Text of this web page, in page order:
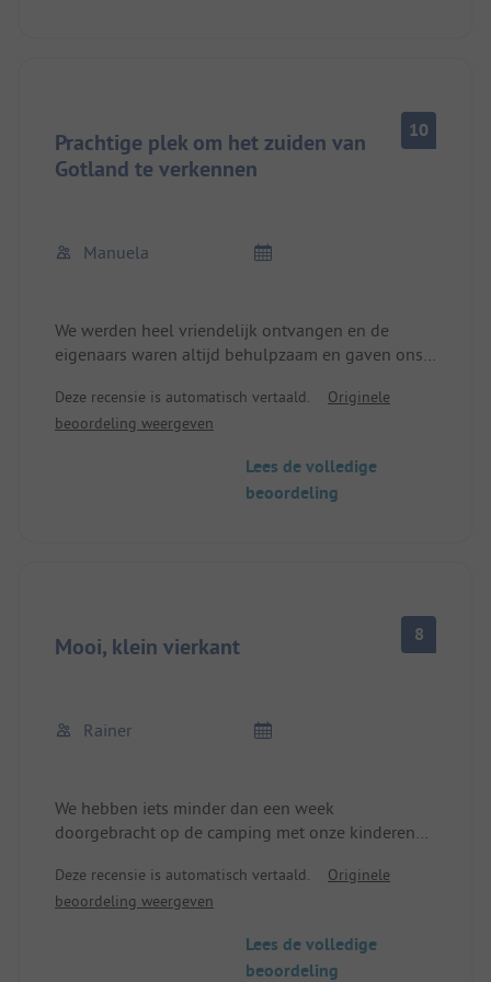
Prachtige plek om het zuiden van
Gotland te verkennen
10
Manuela
We werden heel vriendelijk ontvangen en de
eigenaars waren altijd behulpzaam en gaven ons
goed onderhouden. Wasruimte aanwezig. De
camping heeft alles wat je nodig hebt om het
Deze recensie is automatisch vertaald.
Originele
beoordeling weergeven
Lees de volledige
beoordeling
Mooi, klein vierkant 8
Rainer
We hebben iets minder dan een week
doorgebracht op de camping met onze kinderen
met de tent. Zelfs de telefonische reservering
vanuit Flensburg verliep heel goed. Het Zwitserse
heeft overgenomen, sprak Duits en was zeer
behulpzaam. We kregen ruime, mooie plaatsen
Deze recensie is automatisch vertaald.
Originele
beoordeling weergeven
Lees de volledige
beoordeling